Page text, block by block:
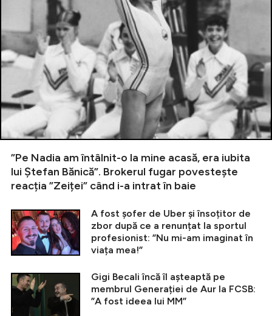
”Pe Nadia am întâlnit-o la mine acasă, era iubita
lui Ștefan Bănică”. Brokerul fugar povestește
reacția ”Zeiței” când i-a intrat în baie
A fost șofer de Uber și însoțitor de
zbor după ce a renunțat la sportul
profesionist: ”Nu mi-am imaginat în
viața mea!”
Gigi Becali încă îl așteaptă pe
membrul Generației de Aur la FCSB:
”A fost ideea lui MM”